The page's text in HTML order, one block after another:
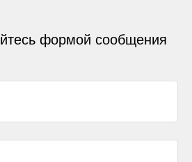
формой сообщения